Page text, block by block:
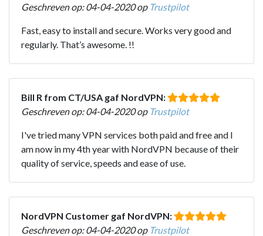
Geschreven op: 04-04-2020 op Trustpilot
Fast, easy to install and secure. Works very good and
regularly. That’s awesome. !!
Bill R from CT/USA gaf NordVPN:
Geschreven op: 04-04-2020 op Trustpilot
I've tried many VPN services both paid and free and I
am now in my 4th year with NordVPN because of their
quality of service, speeds and ease of use.
NordVPN Customer gaf NordVPN:
Geschreven op: 04-04-2020 op Trustpilot